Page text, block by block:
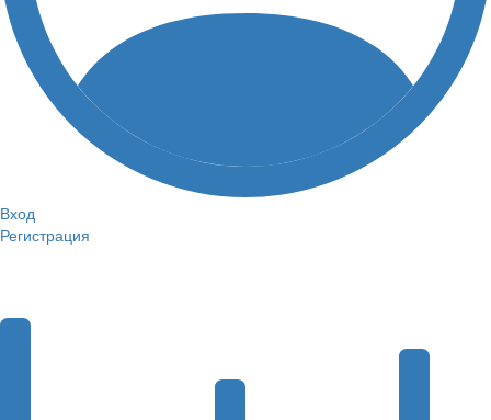
Вход
Регистрация